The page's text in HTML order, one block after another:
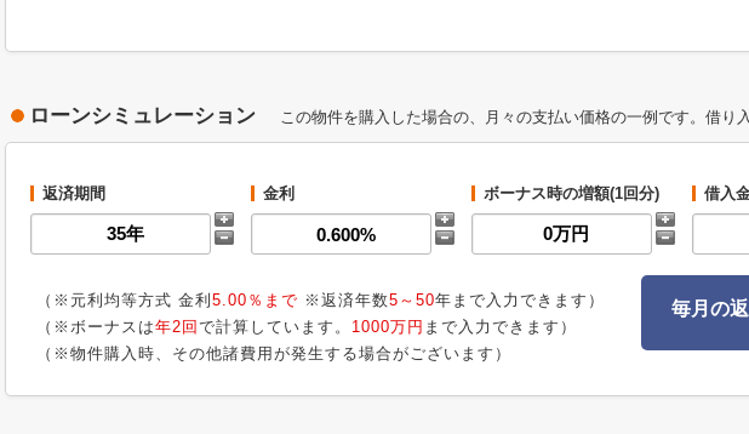
ローンシミュレーション この物件を購入した場合の、月々の支払い価格の一例です。借り
返済期間 金利 ボーナス時の増額(1回分) 借入
（※元利均等方式 金利 5.00％まで ※返済年数5～50年まで入力できます）
（※ボーナスは年2回 で計算しています。 1000万円 まで入力できます）
（※物件購入時、その他諸費用が発生する場合がございます）
毎月の